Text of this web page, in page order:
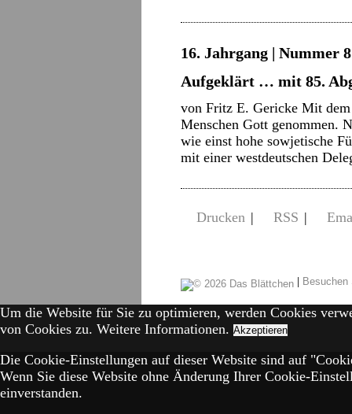
16. Jahrgang | Nummer
Aufgeklärt … mit 85.
von Fritz E. Gericke Mit
Menschen Gott genommen.
wie einst hohe sowjetische
mit einer westdeutschen
Drucken | RSS |
|
Um die Website für Sie zu optimieren, werden Cookies
von Cookies zu. Weitere Informationen. Akzeptieren
Die Cookie-Einstellungen auf dieser Website sind auf
Wenn Sie diese Website ohne Änderung Ihrer Cookie-
einverstanden.